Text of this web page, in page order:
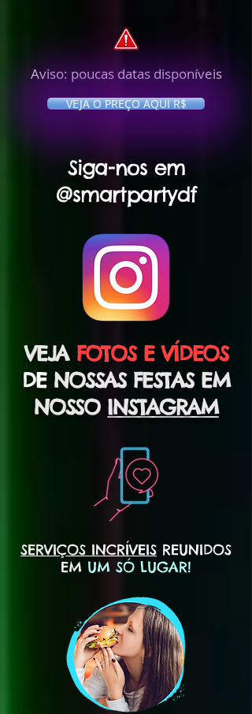
Aviso: poucas datas disponíveis
VEJA O PREÇO AQUI R$
Siga-nos em
@smartpartydf
VEJA FOTOS E VÍDEOS
DENOSSAS FESTAS EM
NOSSO INSTAGRAM
SERVIÇOS INCRÍVEIS REUNIDOS
EM UM SÓ LUGAR!